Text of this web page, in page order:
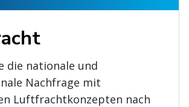
die nationale und
Nachfrage mit
Luftfrachtkonzepten nach